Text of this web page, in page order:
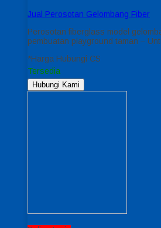
Jual Perosotan Gelombang Fiber
Perosotan fiberglass model
pembuatan playground taman –
*Harga Hubungi CS
Tersedia
Hubungi Kami